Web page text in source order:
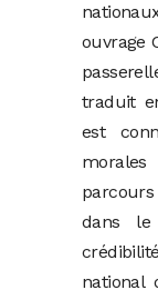
ouvrage
traduit
est
dans le
national